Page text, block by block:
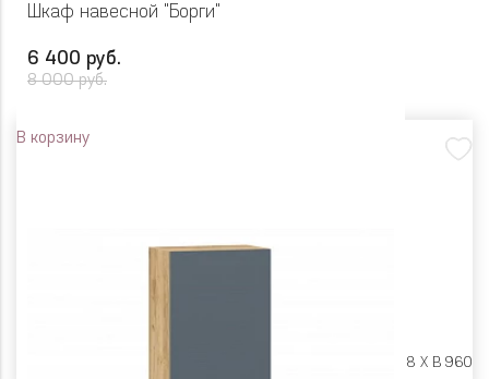
Шкаф навесной "Борги"
6 400 руб.
8 000 руб.
В корзину
Ш 600 X Г 318 X В 960